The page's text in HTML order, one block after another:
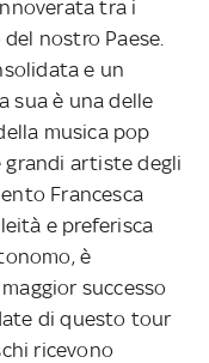
tra i
nostro Paese.
e un
sua è una delle
musica pop
grandi artiste degli
Francesca
e preferisca
è
successo
di questo tour
ricevono